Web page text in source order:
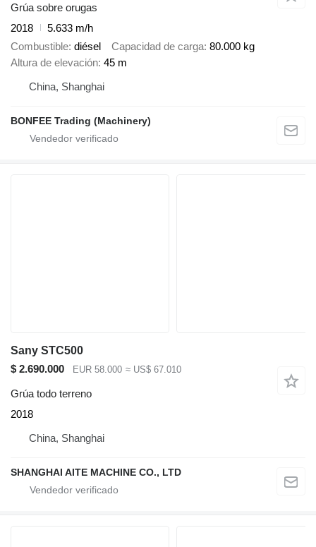
Grúa sobre orugas
2018
5.633 m/h
Combustible diésel Capacidad de carga 80.000 kg
Altura de elevación 45 m
China, Shanghai
BONFEE Trading (Machinery)
Sany STC500
$ 2.690.000
EUR 58.000 ≈ US$ 67.010
Grúa todo terreno
2018
China, Shanghai
SHANGHAI AITE MACHINE CO., LTD